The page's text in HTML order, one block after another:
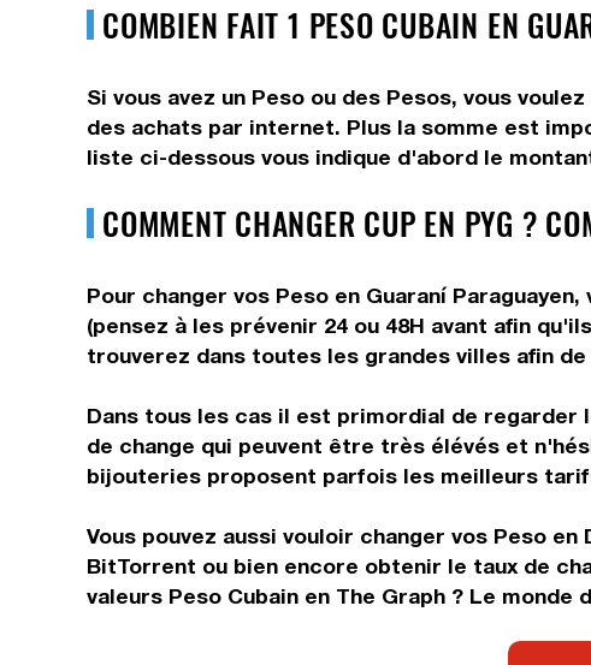
COMBIEN FAIT 1 PESO CUBAIN EN
Si vous avez un Peso ou des Pesos, vous
des achats par internet. Plus la somme est
liste ci-dessous vous indique d'abord le
COMMENT CHANGER CUP EN PYG ?
Pour changer vos Peso en Guaraní
(pensez à les prévenir 24 ou 48H avant afin
trouverez dans toutes les grandes villes afin
Dans tous les cas il est primordial de regarder
de change qui peuvent être très élévés et
bijouteries proposent parfois les meilleurs
Vous pouvez aussi vouloir changer vos Peso
BitTorrent ou bien encore obtenir le taux de
valeurs Peso Cubain en The Graph ? Le